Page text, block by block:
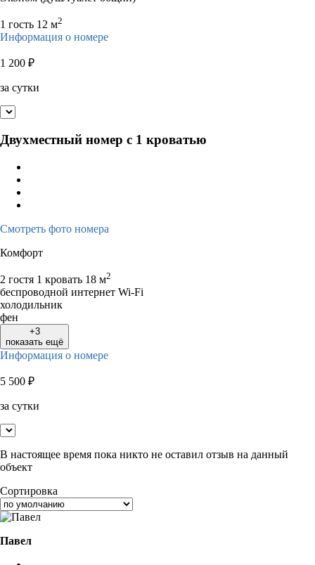
1 гость 12 м2
Информация о номере
1 200 ₽
за сутки
Двухместный номер с 1 кроватью
Смотреть фото номера
Комфорт
2 гостя 1 кровать 18 м2
беспроводной интернет Wi-Fi
холодильник
фен
+3
показать ещё
Информация о номере
5 500 ₽
за сутки
В настоящее время пока никто не оставил отзыв на данный
объект
Сортировка
Павел